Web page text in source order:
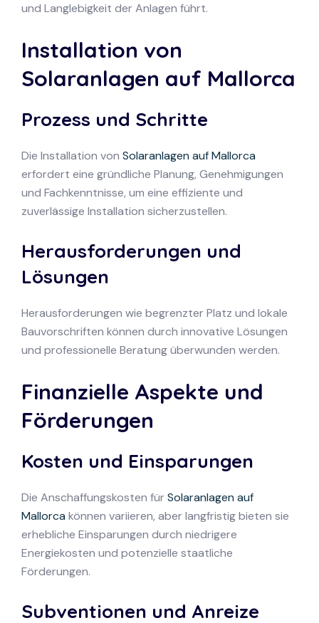
und Langlebigkeit der Anlagen führt.
Installation von
Solaranlagen auf Mallorca
Prozess und Schritte
Die Installation von Solaranlagen auf Mallorca
erfordert eine gründliche Planung, Genehmigungen
und Fachkenntnisse, um eine effiziente und
zuverlässige Installation sicherzustellen.
Herausforderungen und
Lösungen
Herausforderungen wie begrenzter Platz und lokale
Bauvorschriften können durch innovative Lösungen
und professionelle Beratung überwunden werden.
Finanzielle Aspekte und
Förderungen
Kosten und Einsparungen
Die Anschaffungskosten fürSolaranlagen auf
Mallorca können variieren, aber langfristig bieten sie
erhebliche Einsparungen durch niedrigere
Energiekosten und potenzielle staatliche
Förderungen.
Subventionen und Anreize